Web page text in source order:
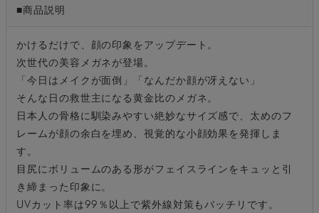
■商品説明
かけるだけで、顔の印象をアップデート。
次世代の美容メガネが登場。
「今日はメイクが面倒」「なんだか顔が冴えない」
そんな日の救世主になる黄金比のメガネ。
日本人の骨格に馴染みやすい絶妙なサイズ感で、太めのフ
レームが顔の余白を埋め、視覚的な小顔効果を発揮しま
す。
目尻にボリュームのある形がフェイスラインをキュッと引
き締まった印象に。
UVカット率は99％以上で紫外線対策もバッチリです。